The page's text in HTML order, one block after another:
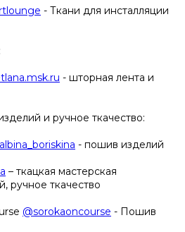
- Ткани для инсталляции
- шторная лента и
и ручное ткачество:
- пошив изделий
– ткацкая мастерская
ручное ткачество
@sorokaoncourse - Пошив